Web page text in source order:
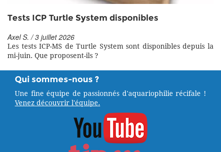
Tests ICP Turtle System disponibles
Axel S. / 3 juillet 2026
Les tests ICP-MS de Turtle System sont disponibles depuis la
mi-juin. Que proposent-ils ?
Qui sommes-nous ?
Une fine équipe de passionnés d'aquariophilie récifale !
Venez découvrir l'équipe.